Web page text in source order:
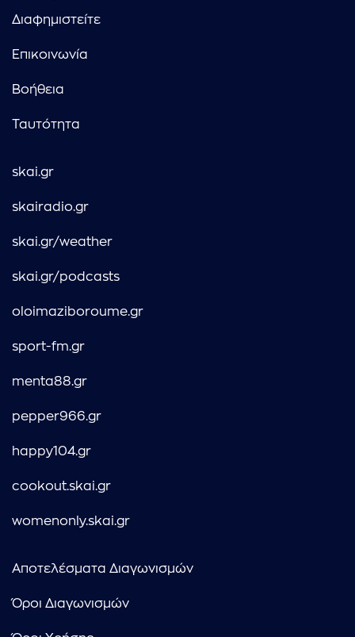
Διαφημιστείτε
Επικοινωνία
Βοήθεια
Ταυτότητα
skai.gr
skairadio.gr
skai.gr/weather
skai.gr/podcasts
oloimaziboroume.gr
sport-fm.gr
menta88.gr
pepper966.gr
happy104.gr
cookout.skai.gr
womenonly.skai.gr
Αποτελέσματα Διαγωνισμών
Όροι Διαγωνισμών